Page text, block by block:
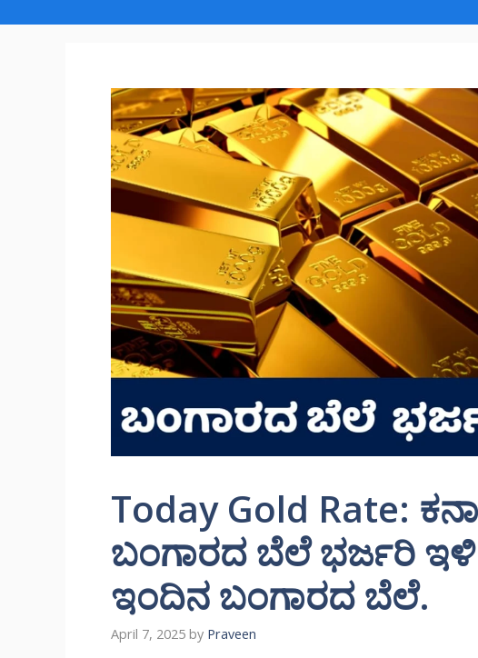
Today Gold Rate:
ಬಂಗಾರದ ಬೆಲೆ ಭರ್ಜರಿ
ಇಂದಿನ ಬಂಗಾರದ ಬೆಲೆ.
April 7, 2025 by Praveen